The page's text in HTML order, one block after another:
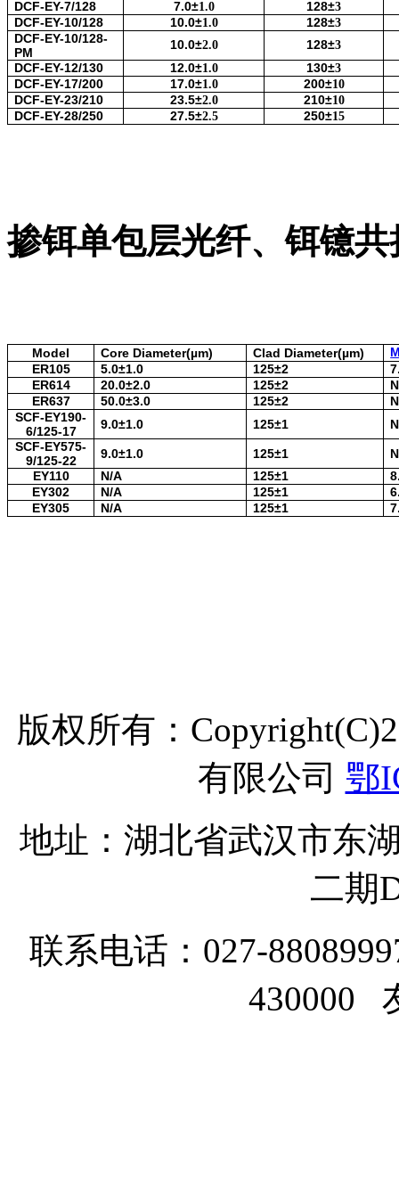
DCF-EY-7/128 7.0±1.0 128±3
DCF-EY-10/128 10.0±1.0 128±3
DCF-EY-10/128-
PM
10.0±2.0 128±3
DCF-EY-12/130 12.0±1.0 130±3
DCF-EY-17/200 17.0±1.0 200±10
DCF-EY-23/210 23.5±2.0 210±10
DCF-EY-28/250 27.5±2.5 250±15
掺铒单包层光纤、铒镱
Model Core Diameter(µm) Clad Diameter(µm)
ER105
5.0±1.0 125±2
ER614
20.0±2.0 125±2
ER637
50.0±3.0 125±2
SCF-EY190-
6/125-17
9.0±1.0 125±1
SCF-EY575-
9/125-22
9.0±1.0 125±1
EY110
N/A 125±1
EY302
N/A 125±1
EY305
N/A 125±1
版权所有：
有限公司 鄂
地址：湖北省武汉市东
二期
联系电话：027-
430000